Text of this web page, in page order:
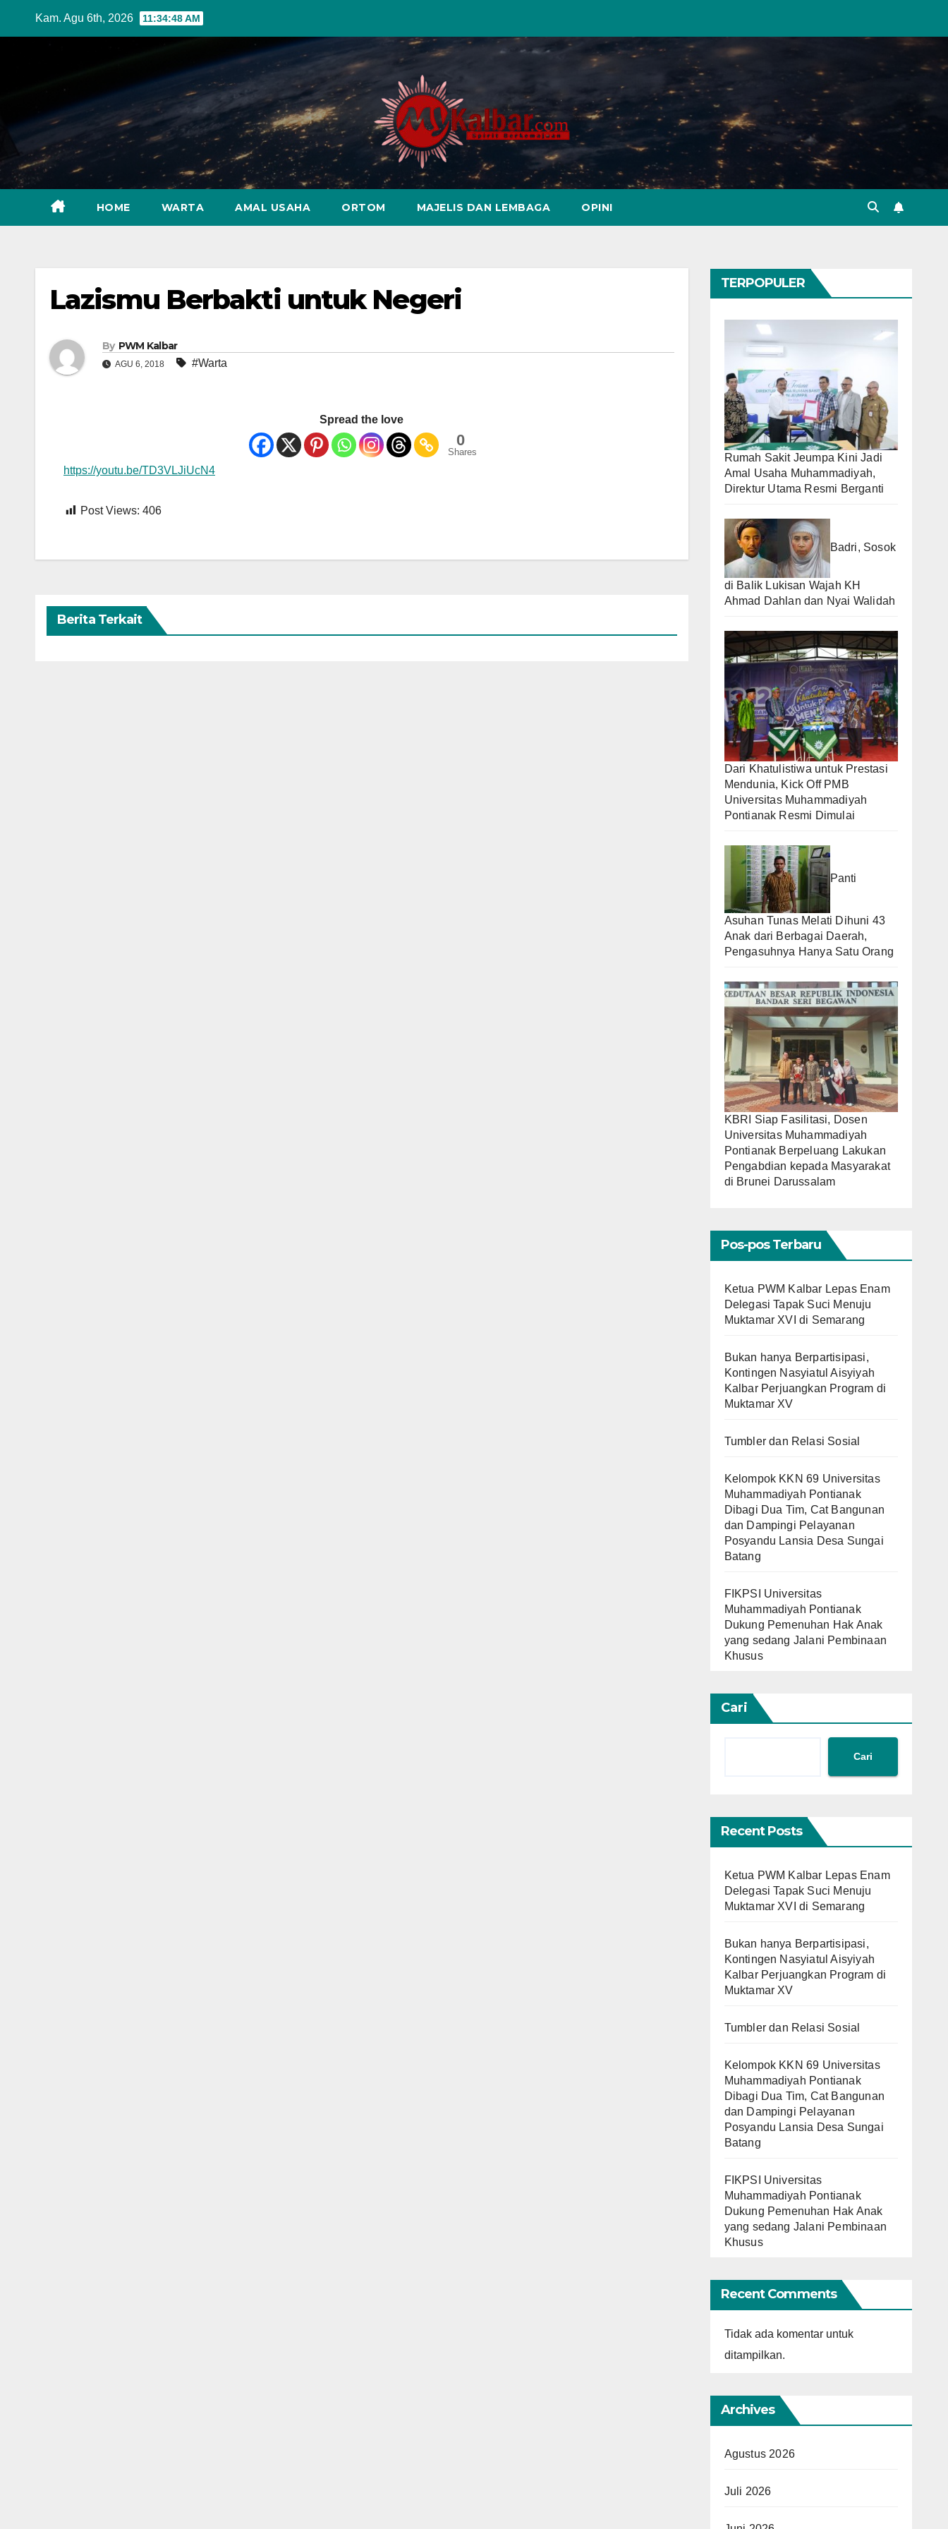
Kam. Agu 6th, 2026 11:34:49 AM
HOME WARTA AMAL USAHA ORTOM MAJELIS DAN LEMBAGA OPINI
Lazismu Berbakti untuk Negeri
By PWM Kalbar
AGU 6, 2018 #Warta
Spread the love
0
Shares
https://youtu.be/TD3VLJiUcN4
Post Views: 406
Berita Terkait
TERPOPULER
Rumah Sakit Jeumpa Kini Jadi
Amal Usaha Muhammadiyah,
Direktur Utama Resmi Berganti
Badri, Sosok
di Balik Lukisan Wajah KH
Ahmad Dahlan dan Nyai Walidah
Dari Khatulistiwa untuk Prestasi
Mendunia, Kick Off PMB
Universitas Muhammadiyah
Pontianak Resmi Dimulai
Panti
Asuhan Tunas Melati Dihuni 43
Anak dari Berbagai Daerah,
Pengasuhnya Hanya Satu Orang
KBRI Siap Fasilitasi, Dosen
Universitas Muhammadiyah
Pontianak Berpeluang Lakukan
Pengabdian kepada Masyarakat
di Brunei Darussalam
Pos-pos Terbaru
Ketua PWM Kalbar Lepas Enam
Delegasi Tapak Suci Menuju
Muktamar XVI di Semarang
Bukan hanya Berpartisipasi,
Kontingen Nasyiatul Aisyiyah
Kalbar Perjuangkan Program di
Muktamar XV
Tumbler dan Relasi Sosial
Kelompok KKN 69 Universitas
Muhammadiyah Pontianak
Dibagi Dua Tim, Cat Bangunan
dan Dampingi Pelayanan
Posyandu Lansia Desa Sungai
Batang
FIKPSI Universitas
Muhammadiyah Pontianak
Dukung Pemenuhan Hak Anak
yang sedang Jalani Pembinaan
Khusus
Cari
Cari
Recent Posts
Ketua PWM Kalbar Lepas Enam
Delegasi Tapak Suci Menuju
Muktamar XVI di Semarang
Bukan hanya Berpartisipasi,
Kontingen Nasyiatul Aisyiyah
Kalbar Perjuangkan Program di
Muktamar XV
Tumbler dan Relasi Sosial
Kelompok KKN 69 Universitas
Muhammadiyah Pontianak
Dibagi Dua Tim, Cat Bangunan
dan Dampingi Pelayanan
Posyandu Lansia Desa Sungai
Batang
FIKPSI Universitas
Muhammadiyah Pontianak
Dukung Pemenuhan Hak Anak
yang sedang Jalani Pembinaan
Khusus
Recent Comments
Tidak ada komentar untuk
ditampilkan.
Archives
Agustus 2026
Juli 2026